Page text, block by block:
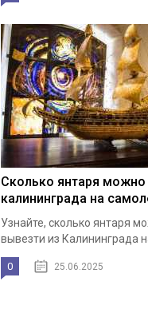
Сколько янтаря можно
калининграда на
Узнайте, сколько янтаря
вывезти из Калининграда
0 25.06.2025